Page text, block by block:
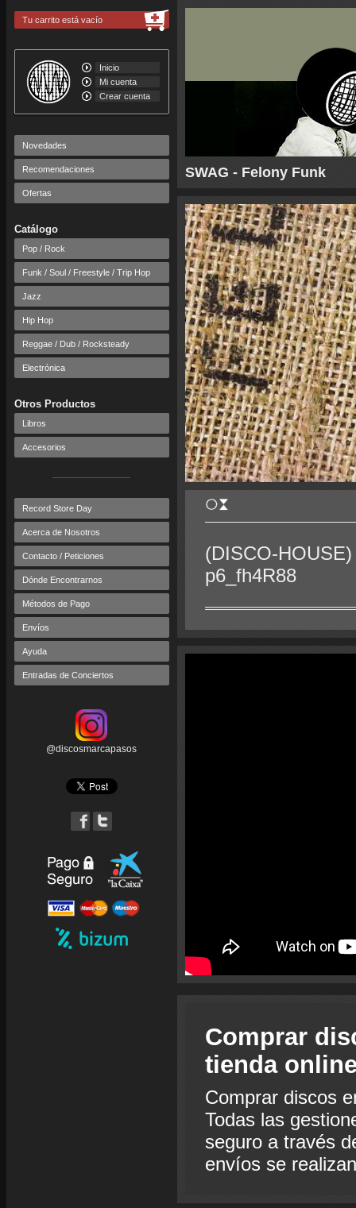
SWAG - Felony Funk
Tu carrito está vacío
Inicio
Mi cuenta
Crear cuenta
Novedades
Recomendaciones
Ofertas
Catálogo
Pop / Rock
Funk / Soul / Freestyle / Trip Hop
Jazz
Hip Hop
Reggae / Dub / Rocksteady
Electrónica
Otros Productos
Libros
Accesorios
Record Store Day
Acerca de Nosotros
Contacto / Peticiones
Dónde Encontrarnos
Métodos de Pago
Envíos
Ayuda
Entradas de Conciertos
@discosmarcapasos
(DISCO-
p6_fh4R88
Comprar
tienda
Comprar discos
Todas las
seguro a través
envíos se